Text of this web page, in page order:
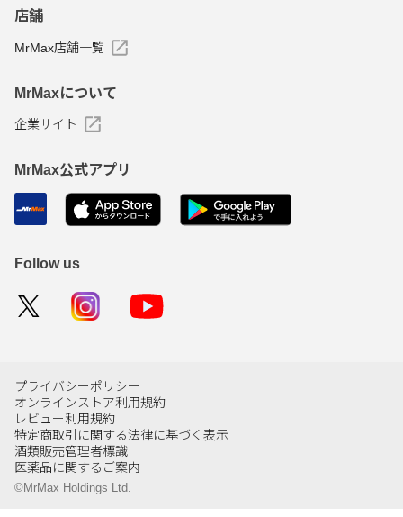
店舗
MrMax店舗一覧
MrMaxについて
企業サイト
MrMax公式アプリ
Follow us
プライバシーポリシー
オンラインストア利用規約
レビュー利用規約
特定商取引に関する法律に基づく表示
酒類販売管理者標識
医薬品に関するご案内
©MrMax Holdings Ltd.